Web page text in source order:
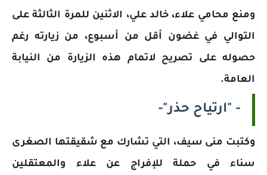
ومنع محامي علاء، خالد علي، الاثنين للمرة الثالثة على
التوالي في غضون أقل من أسبوع، من زيارته رغم
حصوله على تصريح لاتمام هذه الزيارة من النيابة
العامة.
- "ارتياح حذر"-
وكتبت منى سيف، التي تشارك مع شقيقتها الصغرى
سناء في حملة للإفراج عن علاء والمعتقلين